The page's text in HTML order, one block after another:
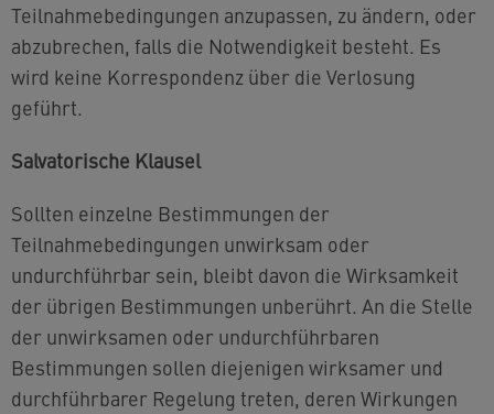
Teilnahmebedingungen anzupassen, zu ändern, oder
abzubrechen, falls die Notwendigkeit besteht. Es
wird keine Korrespondenz über die Verlosung
geführt.
Salvatorische Klausel
Sollten einzelne Bestimmungen der
Teilnahmebedingungen unwirksam oder
undurchführbar sein, bleibt davon die Wirksamkeit
der übrigen Bestimmungen unberührt. An die Stelle
der unwirksamen oder undurchführbaren
Bestimmungen sollen diejenigen wirksamer und
durchführbarer Regelung treten, deren Wirkungen